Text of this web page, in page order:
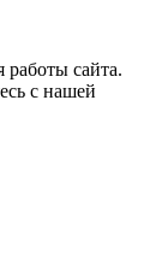
сайта.
с нашей